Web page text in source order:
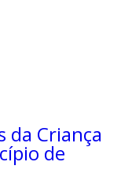
da Criança
de